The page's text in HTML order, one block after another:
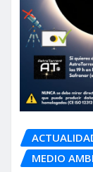
MEDIO